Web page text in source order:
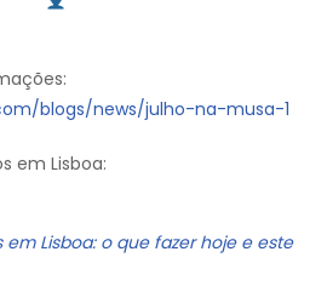
blogs/news/julho-na-musa-1
em Lisboa:
Lisboa: o que fazer hoje e este